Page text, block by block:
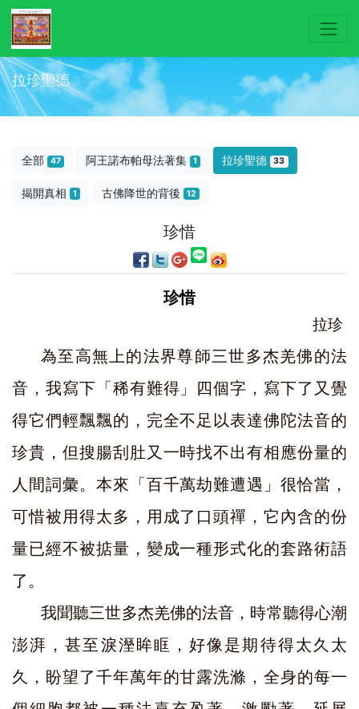
拉珍聖德
全部 47 阿王諾布帕母法著集 1 拉珍聖德 33
揭開真相 1 古佛降世的背後 12
珍惜
珍惜
拉珍
為至高無上的法界尊師三世多杰羌佛的法
音，我寫下「稀有難得」四個字，寫下了又覺
得它們輕飄飄的，完全不足以表達佛陀法音的
珍貴，但搜腸刮肚又一時找不出有相應份量的
人間詞彙。本來「百千萬劫難遭遇」很恰當，
可惜被用得太多，用成了口頭禪，它內含的份
量已經不被掂量，變成一種形式化的套路術語
了。
我聞聽三世多杰羌佛的法音，時常聽得心潮
澎湃，甚至淚溼眸眶，好像是期待得太久太
久，盼望了千年萬年的甘露洗滌，全身的每一